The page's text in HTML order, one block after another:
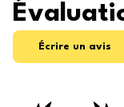
Écrire un avis